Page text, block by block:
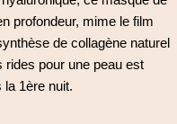
profondeur, mime le film
de collagène naturel
rides pour une peau est
la 1ère nuit.